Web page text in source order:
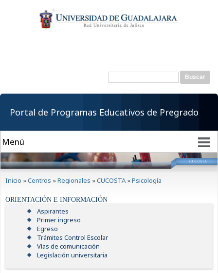
contenido
principal
Formulario de
Buscar
Portal de Programas Educativos de Pregrado
Inicio »Centros »Regionales »CUCOSTA »Psicología
ORIENTACIÓN E INFORMACIÓN
Aspirantes
Primer ingreso
Egreso
Trámites Control Escolar
Vías de comunicación
Legislación universitaria